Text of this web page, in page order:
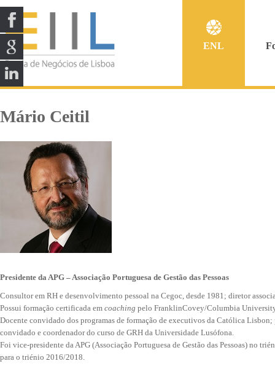
ENL
Mário Ceitil
Presidente da APG – Associação Portuguesa de Gestão das Pessoas
Consultor em RH e desenvolvimento pessoal na Cegoc, desde 1981; diretor
Possui formação certificada em coaching pelo FranklinCovey/Columbia
Docente convidado dos programas de formação de executivos da Católica
convidado e coordenador do curso de GRH da Universidade Lusófona.
Foi vice-presidente da APG (Associação Portuguesa de Gestão das Pessoas) no
para o triénio 2016/2018.